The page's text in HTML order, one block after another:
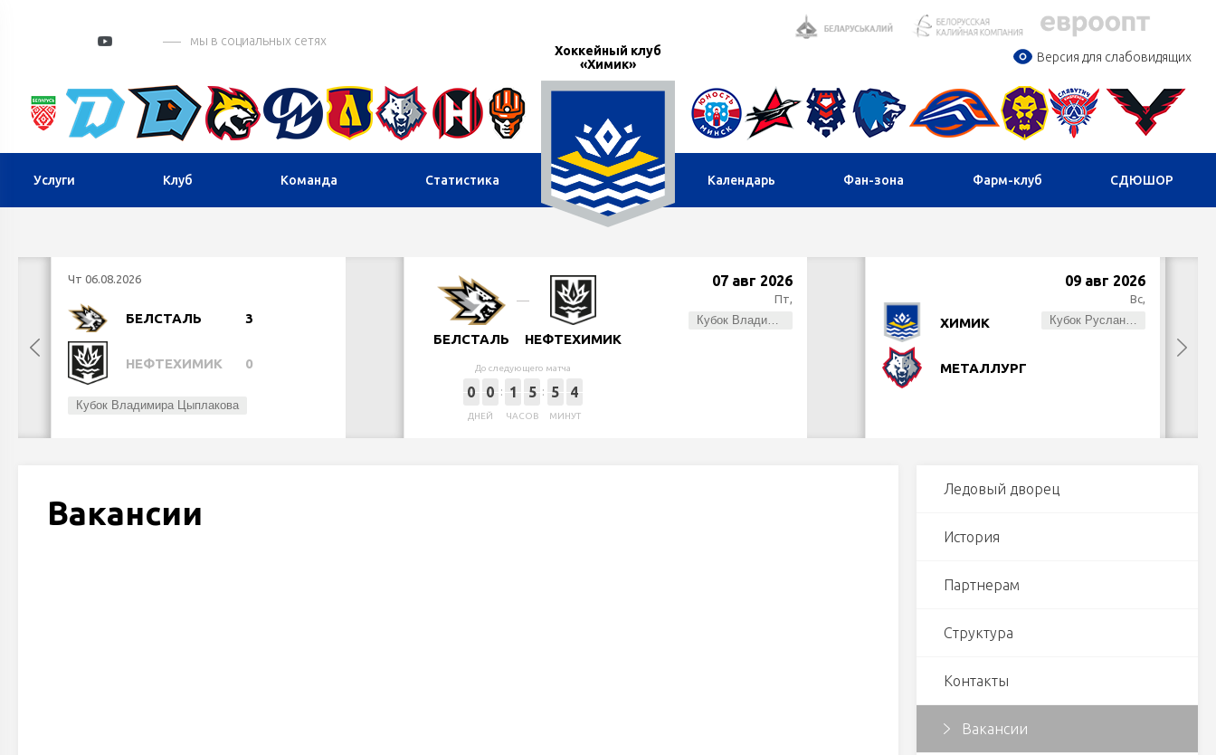
мы в социальных сетях
Версия для слабовидящих
Хоккейный клуб
«Химик»
Услуги Клуб Команда Статистика Календарь Фан-зона Фарм-клуб СДЮШОР
Чт 06.08.2026
БЕЛСТАЛЬ 3
НЕФТЕХИМИК 0
Кубок Владимира Цыплакова
БЕЛСТАЛЬ НЕФТЕХИМИК
До следующего матча
0 0
ДНЕЙ
1 5
ЧАСОВ
5 4
МИНУТ
07 авг 2026
Пт,
ХИМИК
МЕТАЛЛУРГ
09 авг 2026
Вс,
Вакансии
Ледовый дворец
История
Партнерам
Структура
Контакты
Вакансии